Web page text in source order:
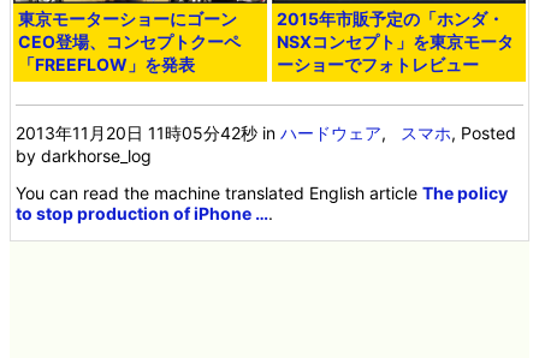
東京モーターショーにゴーン
CEO登場、コンセプトクーペ
「FREEFLOW」を発表
2015年市販予定の「ホンダ・
NSXコンセプト」を東京モータ
ーショーでフォトレビュー
2013年11月20日 11時05分42秒 inハードウェア, スマホ, Posted
by darkhorse_log
You can read the machine translated English articleThe policy
to stop production of iPhone ….